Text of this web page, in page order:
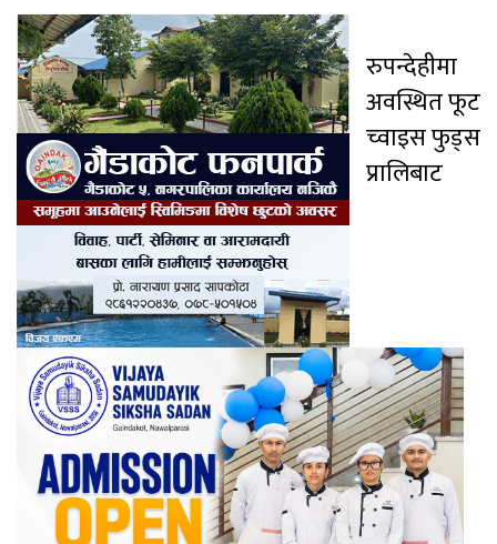
रुपन्देहीमा
अवस्थित फूट
च्वाइस फुड्स
प्रालिबाट